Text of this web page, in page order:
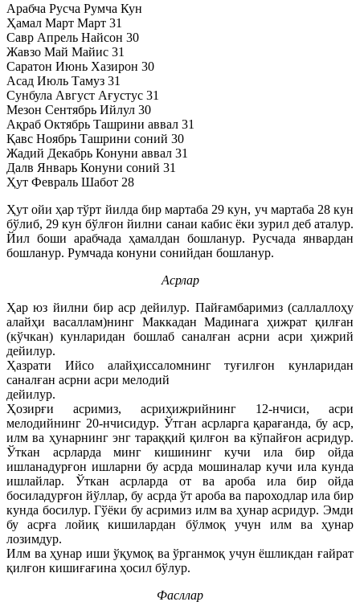
Арабча Русча Румча Кун
Ҳамал Март Март 31
Савр Апрель Найсон 30
Жавзо Май Майис 31
Саратон Июнь Хазирон 30
Асад Июль Тамуз 31
Сунбула Август Ағустус 31
Мезон Сентябрь Ийлул 30
Ақраб Октябрь Ташрини аввал 31
Қавс Ноябрь Ташрини соний 30
Жадий Декабрь Конуни аввал 31
Далв Январь Конуни соний 31
Ҳут Февраль Шабот 28
Ҳут ойи ҳар тўрт йилда бир мартаба 29 кун, уч мартаба 28 кун
бўлиб, 29 кун бўлғон йилни санаи кабис ёки зурил деб аталур.
Йил боши арабчада ҳамалдан бошланур. Русчада январдан
бошланур. Румчада конуни сонийдан бошланур.
Асрлар
Ҳар юз йилни бир аср дейилур. Пайғамбаримиз (саллаллоҳу
алайҳи васаллам)нинг Маккадан Мадинага ҳижрат қилған
(кўчкан) кунларидан бошлаб саналған асрни асри ҳижрий
дейилур.
Ҳазрати Ийсо алайҳиссаломнинг туғилғон кунларидан
саналған асрни асри мелодий
дейилур.
Ҳозирғи асримиз, асриҳижрийнинг 12-нчиси, асри
мелодийнинг 20-нчисидур. Ўтган асрларга қарағанда, бу аср,
илм ва ҳунарнинг энг тараққий қилғон ва кўпайғон асридур.
Ўткан асрларда минг кишининг кучи ила бир ойда
ишланадурғон ишларни бу асрда мошиналар кучи ила кунда
ишлайлар. Ўткан асрларда от ва ароба ила бир ойда
босиладурғон йўллар, бу асрда ўт ароба ва пароходлар ила бир
кунда босилур. Гўёки бу асримиз илм ва ҳунар асридур. Эмди
бу асрға лойиқ кишилардан бўлмоқ учун илм ва ҳунар
лозимдур.
Илм ва ҳунар иши ўқумоқ ва ўрганмоқ учун ёшликдан ғайрат
қилғон кишиғағина ҳосил бўлур.
Фасллар